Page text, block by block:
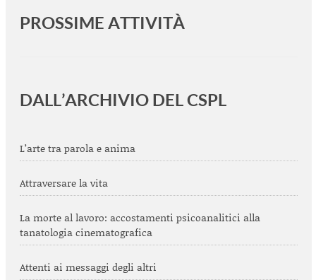
PROSSIME ATTIVITÀ
DALL’ARCHIVIO DEL CSPL
L’arte tra parola e anima
Attraversare la vita
La morte al lavoro: accostamenti psicoanalitici alla
tanatologia cinematografica
Attenti ai messaggi degli altri